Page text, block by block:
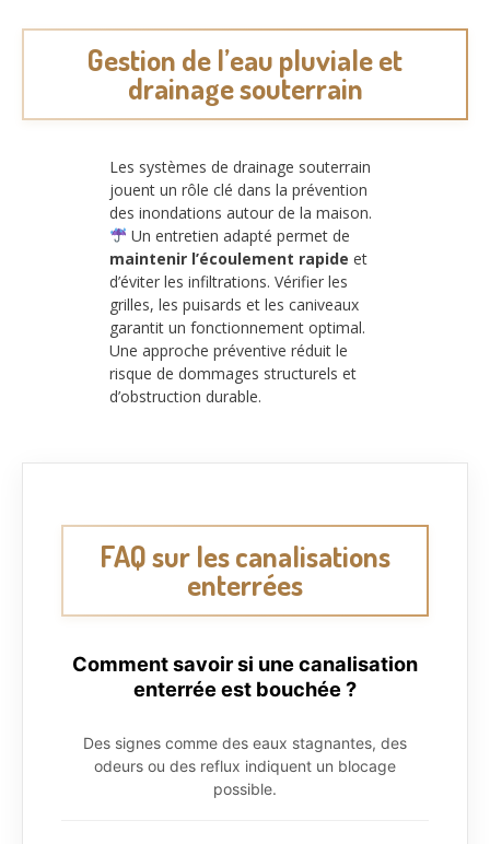
Gestion de l’eau pluviale et
drainage souterrain
Les systèmes de drainage souterrain
jouent un rôle clé dans la prévention
des inondations autour de la maison.
Un entretien adapté permet de
maintenir l’écoulement rapide et
d’éviter les infiltrations. Vérifier les
grilles, les puisards et les caniveaux
garantit un fonctionnement optimal.
Une approche préventive réduit le
risque de dommages structurels et
d’obstruction durable.
FAQ sur les canalisations
enterrées
Comment savoir si une canalisation
enterrée est bouchée ?
Des signes comme des eaux stagnantes, des
odeurs ou des reflux indiquent un blocage
possible.